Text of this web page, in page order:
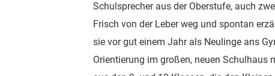
Schulsprecher aus der Oberstufe, auch
Frisch von der Leber weg und spontan
sie vor gut einem Jahr als Neulinge ans
Orientierung im großen, neuen